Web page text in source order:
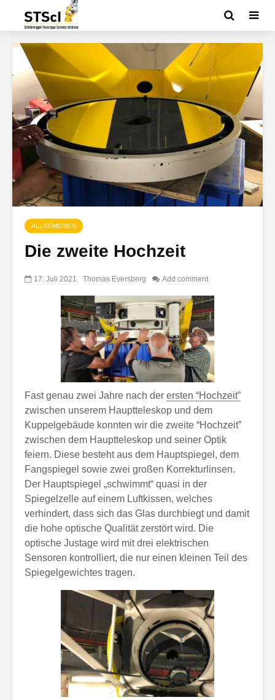
ALLGEMEINES
Die zweite Hochzeit
17. Juli 2021 Thomas Eversberg Add comment
Fast genau zwei Jahre nach der ersten “Hochzeit”
zwischen unserem Hauptteleskop und dem
Kuppelgebäude konnten wir die zweite “Hochzeit”
zwischen dem Hauptteleskop und seiner Optik
feiern. Diese besteht aus dem Hauptspiegel, dem
Fangspiegel sowie zwei großen Korrekturlinsen.
Der Hauptspiegel „schwimmt“ quasi in der
Spiegelzelle auf einem Luftkissen, welches
verhindert, dass sich das Glas durchbiegt und damit
die hohe optische Qualität zerstört wird. Die
optische Justage wird mit drei elektrischen
Sensoren kontrolliert, die nur einen kleinen Teil des
Spiegelgewichtes tragen.